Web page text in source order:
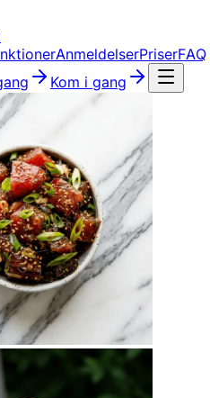
AnmeldelserPriserFAQ
Kom i gang